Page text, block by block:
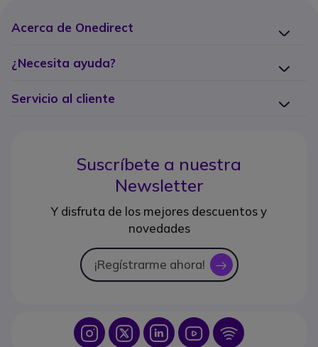
Acerca de Onedirect
¿Necesita ayuda?
Servicio al cliente
Suscríbete a nuestra
Newsletter
Y disfruta de los mejores descuentos y
novedades
¡Regístrarme ahora! icon
Icon IconIcon Icon Icon